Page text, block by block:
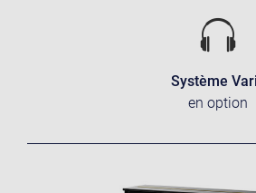
Système
en option